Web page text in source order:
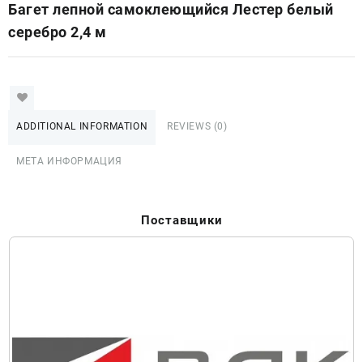
Багет лепной самоклеющийся Лестер белый
серебро 2,4 м
ADDITIONAL INFORMATION REVIEWS (0)
МЕТА ИНФОРМАЦИЯ
Поставщики